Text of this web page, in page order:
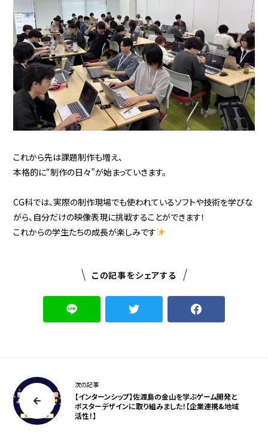
これから先は課題制作も増え、
本格的に“制作の日々”が始まっていきます。
CG科では、実際の制作現場でも使われているソフトや技術を学びな
がら、自分だけの映像表現に挑戦することができます！
これからの学生たちの成長が楽しみです
この記事をシェアする
次の記事
【インターンシップ】佐渡島の金山を学ぶゲーム開発と
ポスターデザインに取り組みました！【企業連携&地域
活性！】